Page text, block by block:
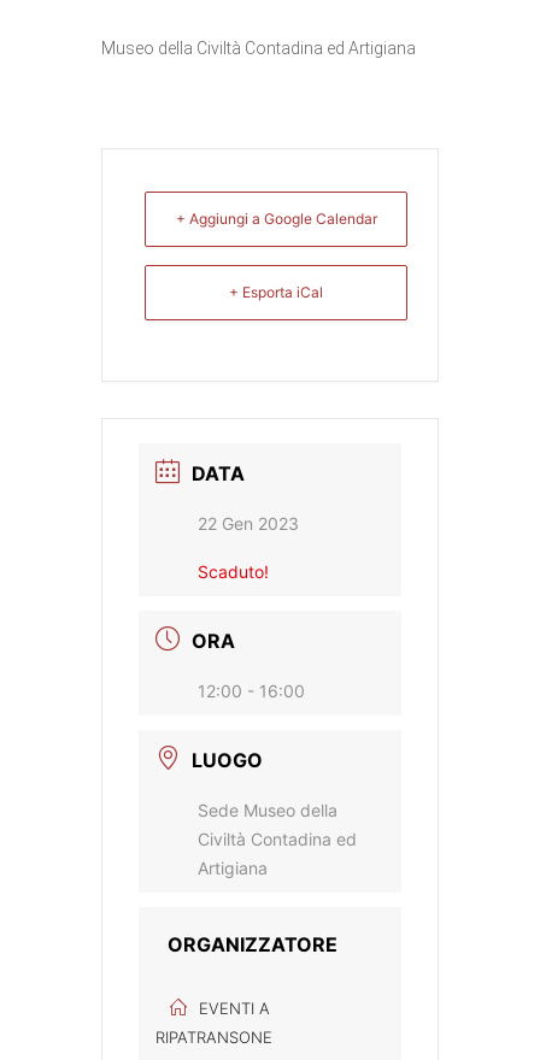
Museo della Civiltà Contadina ed Artigiana
+ Aggiungi a Google Calendar
+ Esporta iCal
DATA
22 Gen 2023
Scaduto!
ORA
12:00 - 16:00
LUOGO
Sede Museo della
Civiltà Contadina ed
Artigiana
ORGANIZZATORE
EVENTI A
RIPATRANSONE